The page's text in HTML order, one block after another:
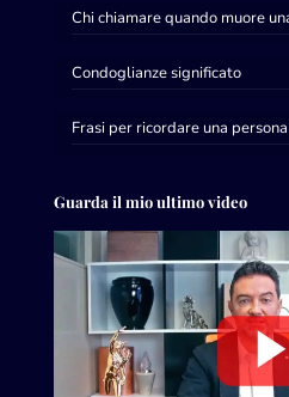
Chi chiamare quando muore
Condoglianze significato
Frasi per ricordare una
Guarda il mio ultimo video